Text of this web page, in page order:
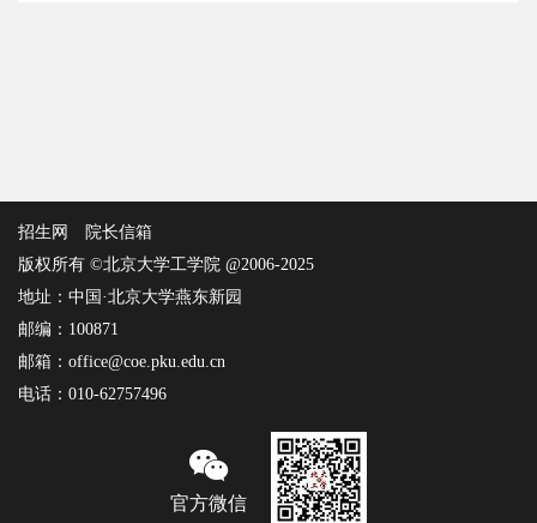
招生网
院长信箱
版权所有 ©北京大学工学院 @2006-2025
地址：中国·北京大学燕东新园
邮编：100871
邮箱：office@coe.pku.edu.cn
电话：010-62757496
官方微信